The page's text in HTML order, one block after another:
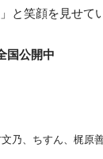
と笑顔を見せて
国公開中
乃、ちすん、梶原